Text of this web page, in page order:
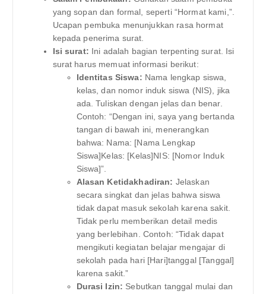
yang sopan dan formal, seperti “Hormat kami,”.
Ucapan pembuka menunjukkan rasa hormat
kepada penerima surat.
Isi surat: Ini adalah bagian terpenting surat. Isi
surat harus memuat informasi berikut:
Identitas Siswa: Nama lengkap siswa,
kelas, dan nomor induk siswa (NIS), jika
ada. Tuliskan dengan jelas dan benar.
Contoh: “Dengan ini, saya yang bertanda
tangan di bawah ini, menerangkan
bahwa: Nama: [Nama Lengkap
Siswa]Kelas: [Kelas]NIS: [Nomor Induk
Siswa]”.
Alasan Ketidakhadiran: Jelaskan
secara singkat dan jelas bahwa siswa
tidak dapat masuk sekolah karena sakit.
Tidak perlu memberikan detail medis
yang berlebihan. Contoh: “Tidak dapat
mengikuti kegiatan belajar mengajar di
sekolah pada hari [Hari]tanggal [Tanggal]
karena sakit.”
Durasi Izin: Sebutkan tanggal mulai dan